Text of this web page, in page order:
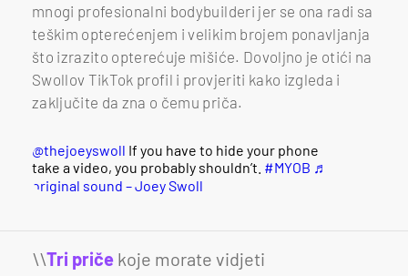
mnogi profesionalni bodybuilderi jer se ona radi sa
teškim opterećenjem i velikim brojem ponavljanja
što izrazito opterećuje mišiće. Dovoljno je otići na
Swollov TikTok profil i provjeriti kako izgleda i
zaključite da zna o čemu priča.
@thejoeyswoll If you have to hide your phone
take a video, you probably shouldn’t. #MYOB ♬
original sound – Joey Swoll
\\Tri priče koje morate vidjeti